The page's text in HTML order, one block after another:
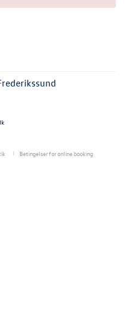
Betingelser for online booking